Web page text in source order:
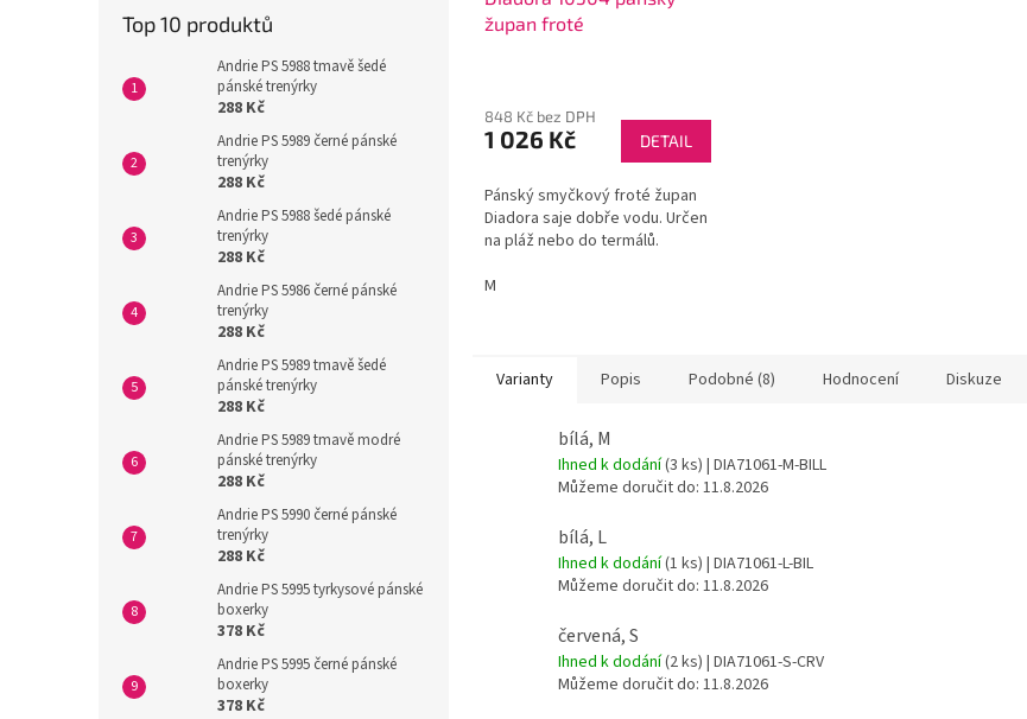
Top 10 produktů
Andrie PS 5988 tmavě šedé
pánské trenýrky
288 Kč
Andrie PS 5989 černé pánské
trenýrky
288 Kč
Andrie PS 5988 šedé pánské
trenýrky
288 Kč
Andrie PS 5986 černé pánské
trenýrky
288 Kč
Andrie PS 5989 tmavě šedé
pánské trenýrky
288 Kč
Andrie PS 5989 tmavě modré
pánské trenýrky
288 Kč
Andrie PS 5990 černé pánské
trenýrky
288 Kč
Andrie PS 5995 tyrkysové pánské
boxerky
378 Kč
Andrie PS 5995 černé pánské
boxerky
378 Kč
župan froté
848 Kč bez DPH
1 026 Kč DETAIL
Pánský smyčkový froté župan
Diadora saje dobře vodu. Určen
na pláž nebo do termálů.
M
Varianty Popis Podobné (8) Hodnocení Diskuze
bílá, M
Ihned k dodání(3 ks) | DIA71061-M-BILL
Můžeme doručit do: 11.8.2026
bílá, L
Ihned k dodání(1 ks) | DIA71061-L-BIL
Můžeme doručit do: 11.8.2026
červená, S
Ihned k dodání(2 ks) | DIA71061-S-CRV
Můžeme doručit do: 11.8.2026